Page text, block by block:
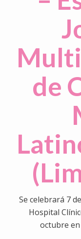
de
Se celebrará 7
Hospital
octubre